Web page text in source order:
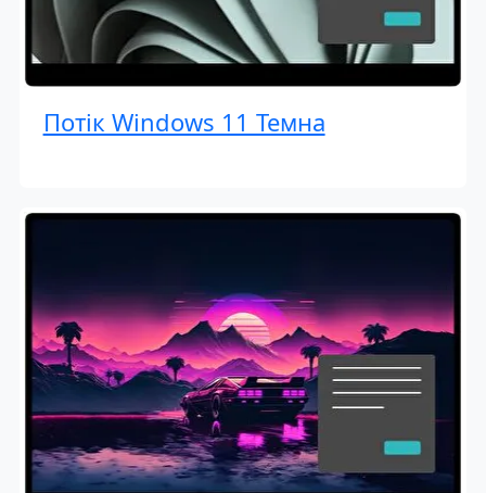
Потік Windows 11 Темна